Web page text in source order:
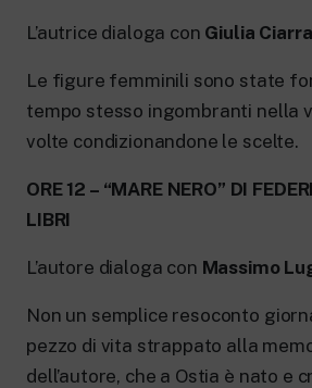
L’autrice dialoga con Giulia
Le figure femminili sono state
tempo stesso ingombranti nella
volte condizionandone le scelte.
ORE 12 – “MARE NERO” DI
LIBRI
L’autore dialoga con Massimo
Non un semplice resoconto
pezzo di vita strappato alla
dell’autore, che a Ostia è nato e